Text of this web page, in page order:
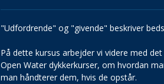
"Udfordrende" og "givende" beskriver
På dette kursus arbejder vi videre med
Open Water dykkerkurser, om hvordan
man håndterer dem, hvis de opstår.